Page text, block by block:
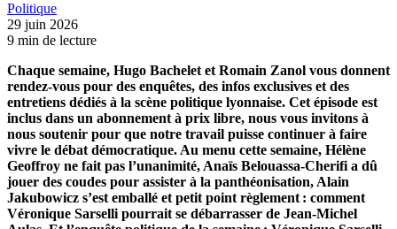
Politique
29 juin 2026
9 min de lecture
Chaque semaine, Hugo Bachelet et Romain Zanol vous donnent
rendez-vous pour des enquêtes, des infos exclusives et des
entretiens dédiés à la scène politique lyonnaise. Cet épisode est
inclus dans un abonnement à prix libre, nous vous invitons à
nous soutenir pour que notre travail puisse continuer à faire
vivre le débat démocratique. Au menu cette semaine, Hélène
Geoffroy ne fait pas l’unanimité, Anaïs Belouassa-Cherifi a dû
jouer des coudes pour assister à la panthéonisation, Alain
Jakubowicz s’est emballé et petit point règlement : comment
Véronique Sarselli pourrait se débarrasser de Jean-Michel